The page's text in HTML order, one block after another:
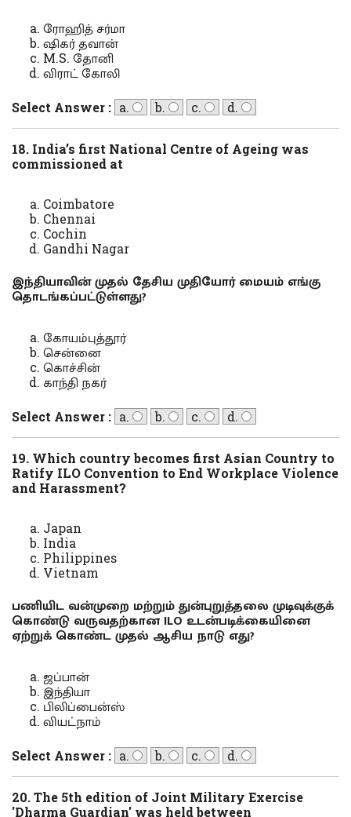
ரோஹித் சர்மா
ஷிகர் தவான்
M.S. தோனி
விராட் கோலி
Select Answer : a. b. c. d.
18. India’s first National Centre of Ageing was
commissioned at
Coimbatore
Chennai
Cochin
Gandhi Nagar
இந்தியாவின் முதல் தேசிய முதியோர் மையம் எங்கு
தொடங்கப்பட்டுள்ளது?
கோயம்புத்தூர்
சென்னை
கொச்சின்
காந்தி நகர்
Select Answer : a. b. c. d.
19. Which country becomes first Asian Country to
Ratify ILO Convention to End Workplace Violence
and Harassment?
Japan
India
Philippines
Vietnam
பணியிட வன்முறை மற்றும் துன்புறுத்தலை முடிவுக்குக்
கொண்டு வருவதற்கான ILO உடன்படிக்கையினை
ஏற்றுக் கொண்ட முதல் ஆசிய நாடு எது?
ஜப்பான்
இந்தியா
பிலிப்பைன்ஸ்
வியட்நாம்
Select Answer : a. b. c. d.
20. The 5th edition of Joint Military Exercise
'Dharma Guardian' was held between